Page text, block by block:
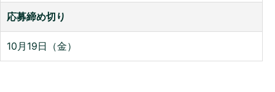
応募締め切り
10月19日（金）